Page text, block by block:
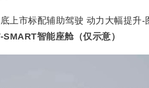
SMART智能座舱（仅示意）